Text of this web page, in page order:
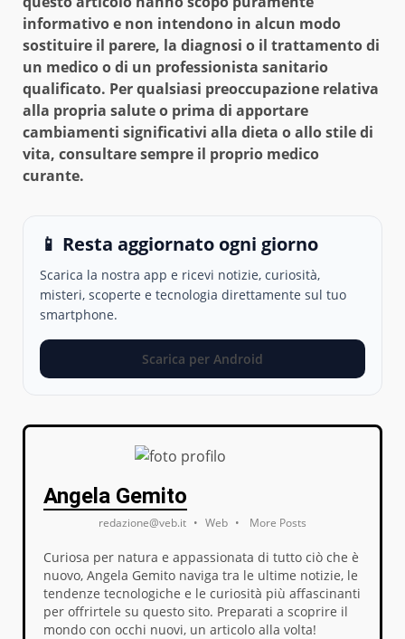
informativo e non intendono in alcun modo
sostituire il parere, la diagnosi o il trattamento di
un medico o di un professionista sanitario
qualificato. Per qualsiasi preoccupazione relativa
alla propria salute o prima di apportare
cambiamenti significativi alla dieta o allo stile di
vita, consultare sempre il proprio medico
curante.
📱 Resta aggiornato ogni giorno
Scarica la nostra app e ricevi notizie, curiosità,
misteri, scoperte e tecnologia direttamente sul tuo
smartphone.
Scarica per Android
Angela Gemito
redazione@veb.it • Web • More Posts
Curiosa per natura e appassionata di tutto ciò che è
nuovo, Angela Gemito naviga tra le ultime notizie, le
tendenze tecnologiche e le curiosità più affascinanti
per offrirtele su questo sito. Preparati a scoprire il
mondo con occhi nuovi, un articolo alla volta!